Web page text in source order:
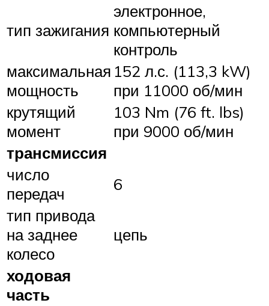
тип зажигания
электронное,
компьютерный
контроль
максимальная
мощность
152 л.с. (113,3 kW)
при 11000 об/мин
крутящий
момент
103 Nm (76 ft. lbs)
при 9000 об/мин
трансмиссия
число
передач
6
тип привода
на заднее
колесо
цепь
ходовая
часть